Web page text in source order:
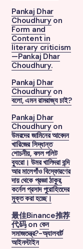
Pankaj Dhar
Choudhuryon
Form and
Content in
literary criticism
—Pankaj Dhar
Choudhury.
Pankaj Dhar
Choudhuryon
বলো, এমন রামরাজ্য চাই?
Pankaj Dhar
Choudhuryon
উমরদের জামিনের আবেদন
খারিজের সিদ্ধান্ত
শোচনীয়, বলল পলিট
ব্যুরো। উমর খালিদরা বন্দি
আর মালেগাঁও বিস্ফোরণের
দায় থেকে প্রজ্ঞা ঠাকুর,
কর্নেল প্রসাদ পুরোহিতদের
মুক্ত করা হচ্ছে।
最佳Binance推荐
代码on কেন
সমাজতন্ত্র?-অ্যালবার্ট
আইনস্টাইন